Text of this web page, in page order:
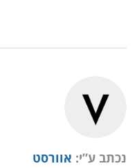
נכתב ע”י: אוורסט